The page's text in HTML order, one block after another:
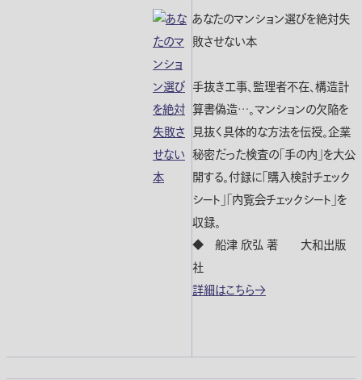
あなたのマンション選びを絶対失
敗させない本
手抜き工事、監理者不在、構造計
算書偽造…。マンションの欠陥を
見抜く具体的な方法を伝授。企業
秘密だった検査の「手の内」を大公
開する。付録に「購入検討チェック
シート」「内覧会チェックシート」を
収録。
◆ 船津 欣弘 著 大和出版
社
詳細はこちら→